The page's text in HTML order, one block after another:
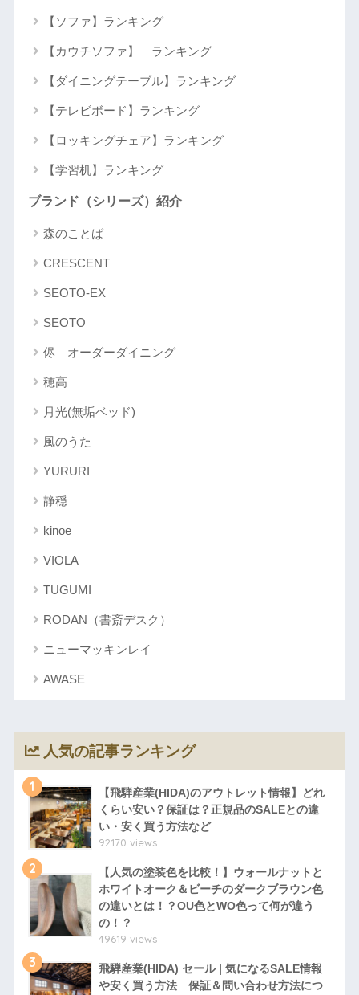
【ソファ】ランキング
【カウチソファ】 ランキング
【ダイニングテーブル】ランキング
【テレビボード】ランキング
【ロッキングチェア】ランキング
【学習机】ランキング
ブランド（シリーズ）紹介
森のことば
CRESCENT
SEOTO-EX
SEOTO
侭 オーダーダイニング
穂高
月光(無垢ベッド)
風のうた
YURURI
静穏
kinoe
VIOLA
TUGUMI
RODAN（書斎デスク）
ニューマッキンレイ
AWASE
人気の記事ランキング
1
【飛騨産業(HIDA)のアウトレット情報】どれ
くらい安い？保証は？正規品のSALEとの違
い・安く買う方法など
92170 views
2
【人気の塗装色を比較！】ウォールナットと
ホワイトオーク＆ビーチのダークブラウン色
の違いとは！？OU色とWO色って何が違う
の！？
49619 views
3
飛騨産業(HIDA) セール | 気になるSALE情報
や安く買う方法 保証＆問い合わせ方法につ